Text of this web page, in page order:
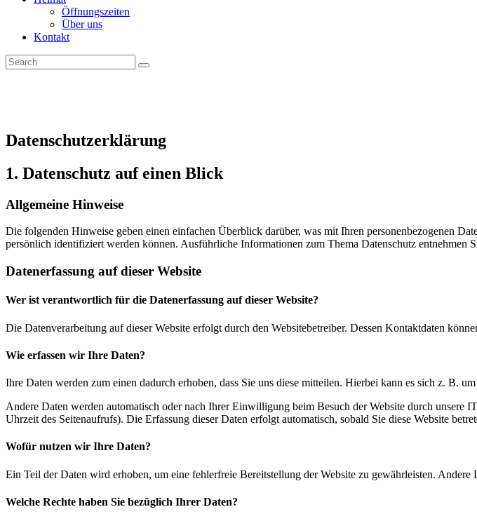
Öffnungszeiten
Über uns
Kontakt
Datenschutz­erklärung
1. Datenschutz auf einen Blick
Allgemeine Hinweise
Die folgenden Hinweise geben einen einfachen Überblick darüber, was mit Ihren personenbezogenen
persönlich identifiziert werden können. Ausführliche Informationen zum Thema Datenschutz entnehmen
Datenerfassung auf dieser Website
Wer ist verantwortlich für die Datenerfassung auf dieser Website?
Die Datenverarbeitung auf dieser Website erfolgt durch den Websitebetreiber. Dessen Kontaktdaten
Wie erfassen wir Ihre Daten?
Ihre Daten werden zum einen dadurch erhoben, dass Sie uns diese mitteilen. Hierbei kann es sich z. B.
Andere Daten werden automatisch oder nach Ihrer Einwilligung beim Besuch der Website durch unsere
Uhrzeit des Seitenaufrufs). Die Erfassung dieser Daten erfolgt automatisch, sobald Sie diese Website
Wofür nutzen wir Ihre Daten?
Ein Teil der Daten wird erhoben, um eine fehlerfreie Bereitstellung der Website zu gewährleisten.
Welche Rechte haben Sie bezüglich Ihrer Daten?